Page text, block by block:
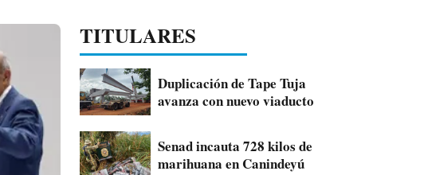
TITULARES
Duplicación de Tape Tuja
avanza con nuevo viaducto
Senad incauta 728 kilos de
marihuana en Canindeyú